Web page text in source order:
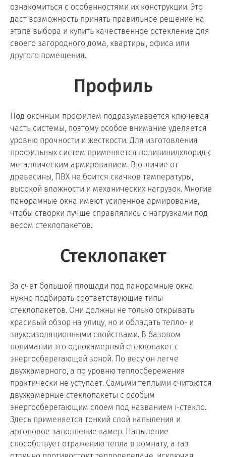
ознакомиться с особенностями их конструкции. Это
даст возможность принять правильное решение на
этапе выбора и купить качественное остекление для
своего загородного дома, квартиры, офиса или
другого помещения.
Профиль
Под оконным профилем подразумевается ключевая
часть системы, поэтому особое внимание уделяется
уровню прочности и жесткости. Для изготовления
профильных систем применяется поливинилхлорид с
металлическим армированием. В отличие от
древесины, ПВХ не боится скачков температуры,
высокой влажности и механических нагрузок. Многие
панорамные окна имеют усиленное армирование,
чтобы створки лучше справлялись с нагрузками под
весом стеклопакетов.
Стеклопакет
За счет большой площади под панорамные окна
нужно подбирать соответствующие типы
стеклопакетов. Они должны не только открывать
красивый обзор на улицу, но и обладать тепло- и
звукоизоляционными свойствами. В базовом
понимании это однокамерный стеклопакет с
энергосберегающей зоной. По весу он легче
двухкамерного, а по уровню теплосбережения
практически не уступает. Самыми теплыми считаются
двухкамерные стеклопакеты с особым
энергосберегающим слоем под названием i-стекло.
Здесь применяется тонкий слой напыления и
аргоновое заполнение камер. Напыление
способствует отражению тепла в комнату, а газ